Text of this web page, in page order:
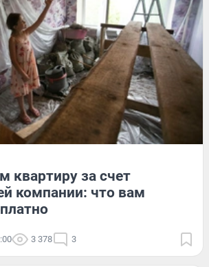
квартиру за счет
компании: что вам
3 378 3